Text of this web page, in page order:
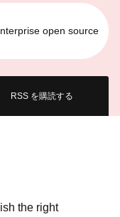
open source
RSS を購読する
the right